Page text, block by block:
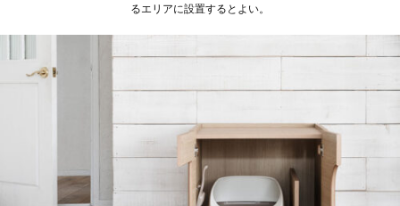
るエリアに設置するとよい。